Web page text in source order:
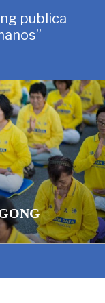
publica